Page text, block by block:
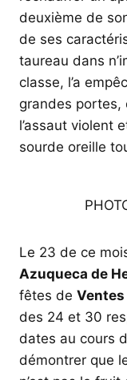
deuxième de
de ses
taureau dans
classe, l’a
grandes portes,
l’assaut violent
sourde oreille
Le 23 de ce
Azuqueca de
fêtes de Ventes
des 24 et 30
dates au cours
démontrer que